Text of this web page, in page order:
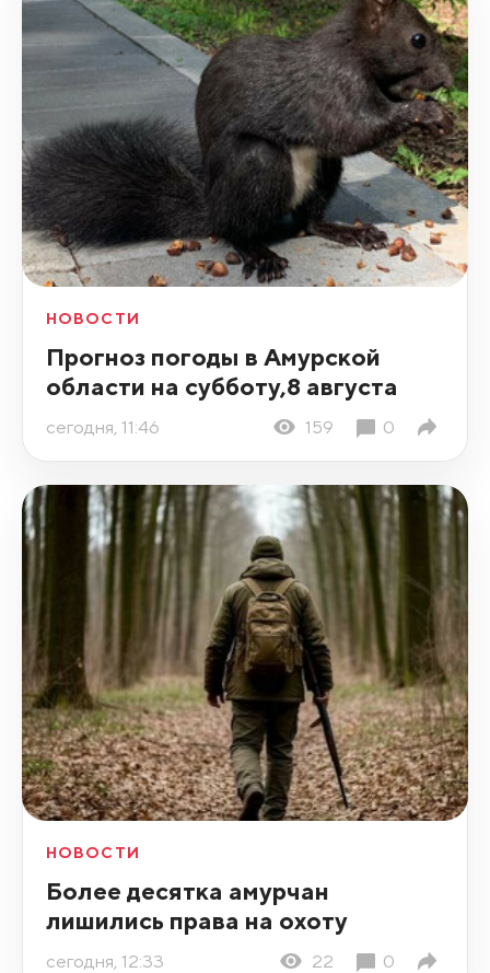
НОВОСТИ
Прогноз погоды в Амурской
области на субботу,8 августа
сегодня, 11:46 159 0
НОВОСТИ
Более десятка амурчан
лишились права на охоту
сегодня, 12:33 22 0